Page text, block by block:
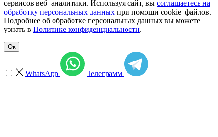
сервисов веб–аналитики. Используя сайт, вы соглашаетесь на
обработку персональных данных при помощи cookie–файлов.
Подробнее об обработке персональных данных вы можете
узнать в Политике конфиденциальности.
Ок
WhatsApp Телеграмм